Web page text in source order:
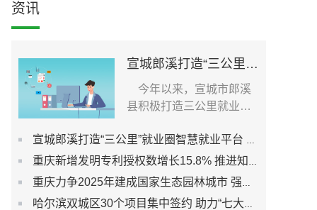
资讯
宣城郎溪打造“三公里”就业圈智慧就业平台 为居民提供就业岗位
今年以来，宣城市郎溪
县积极打造三公里就业圈
宣城郎溪打造“三公里”就业圈智慧就业平台 为居民提供就业岗位
重庆新增发明专利授权数增长15.8% 推进知识产权强市建设
重庆力争2025年建成国家生态园林城市 强化城市生态宜居性
哈尔滨双城区30个项目集中签约 助力“七大都市”建设